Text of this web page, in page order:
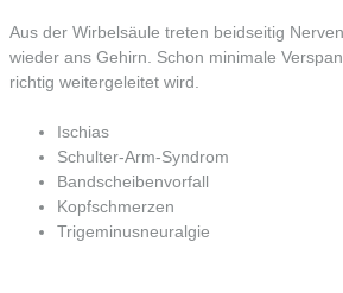
Aus der Wirbelsäule treten beidseitig
wieder ans Gehirn. Schon minimale
richtig weitergeleitet wird.
Ischias
Schulter-Arm-Syndrom
Bandscheibenvorfall
Kopfschmerzen
Trigeminusneuralgie